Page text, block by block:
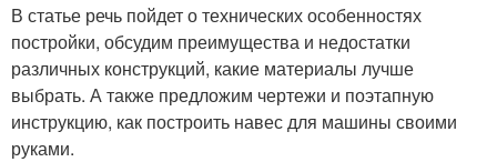
В статье речь пойдет о технических особенностях
постройки, обсудим преимущества и недостатки
различных конструкций, какие материалы лучше
выбрать. А также предложим чертежи и поэтапную
инструкцию, как построить навес для машины своими
руками.